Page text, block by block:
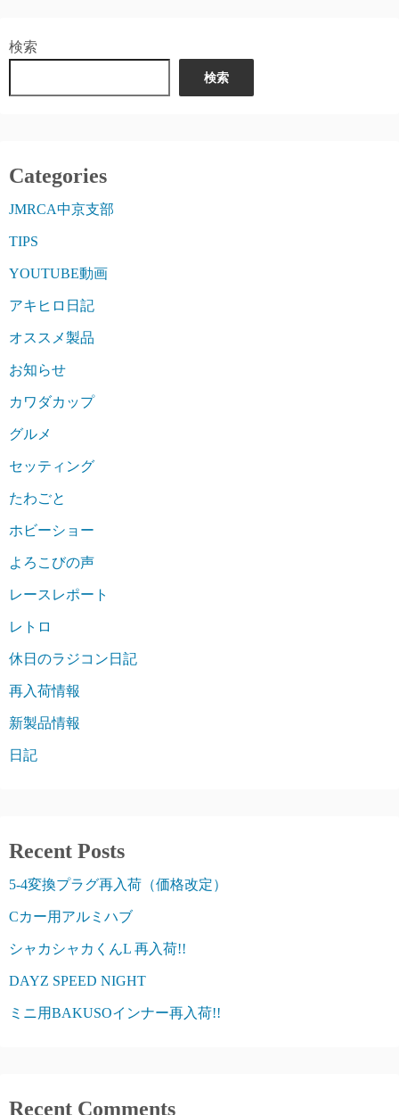
ペ
ー
送
り
検索
検索
Categories
JMRCA中京支部
TIPS
YOUTUBE動画
アキヒロ日記
オススメ製品
お知らせ
カワダカップ
グルメ
セッティング
たわごと
ホビーショー
よろこびの声
レースレポート
レトロ
休日のラジコン日記
再入荷情報
新製品情報
日記
Recent Posts
5-4変換プラグ再入荷（価格改定）
Cカー用アルミハブ
シャカシャカくんL 再入荷!!
DAYZ SPEED NIGHT
ミニ用BAKUSOインナー再入荷!!
Recent Comments